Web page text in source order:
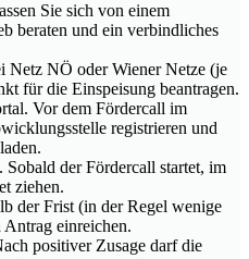
Sie sich von einem
beraten und ein verbindliches
Netz NÖ oder Wiener Netze (je
für die Einspeisung beantragen.
Vor dem Fördercall im
registrieren und
Sobald der Fördercall startet, im
ziehen.
der Frist (in der Regel wenige
einreichen.
positiver Zusage darf die